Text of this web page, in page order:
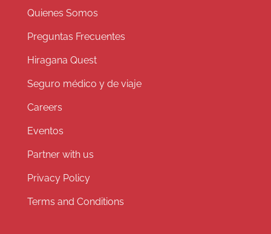
Quienes Somos
Preguntas Frecuentes
Hiragana Quest
Seguro médico y de viaje
Careers
Eventos
Partner with us
Privacy Policy
Terms and Conditions